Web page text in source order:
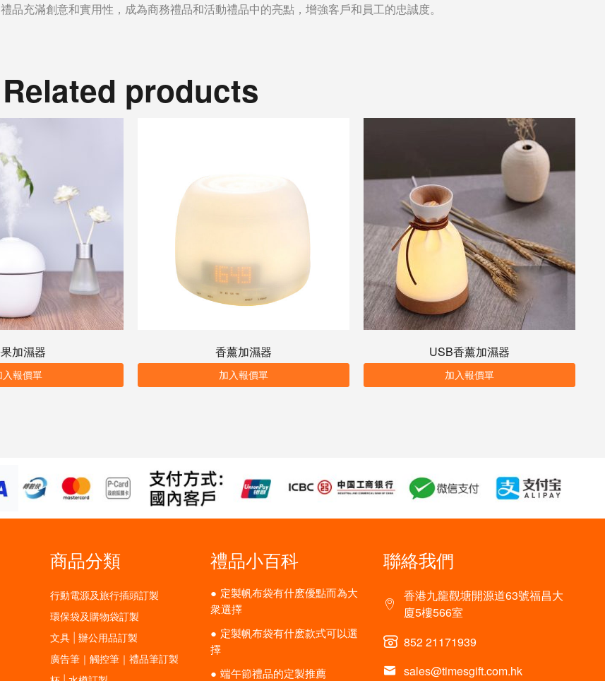
品充滿創意和實用性，成為商務禮品和活動禮品中的亮點，增強客戶和員工的忠誠度。
Related products
加濕器
入報價單
香薰加濕器
加入報價單
USB香薰加濕器
加入報價單
商品分類
行動電源及旅行插頭訂製
環保袋及購物袋訂製
文具 | 辦公用品訂製
廣告筆｜觸控筆｜禮品筆訂製
禮品小百科
定製帆布袋有什麽優點而為大
衆選擇
定製帆布袋有什麽款式可以選
擇
端午節禮品的定製推薦
聯絡我們
香港九龍觀塘開源道63號福昌大
廈5樓566室
852 21171939
sales@timesgift.com.hk